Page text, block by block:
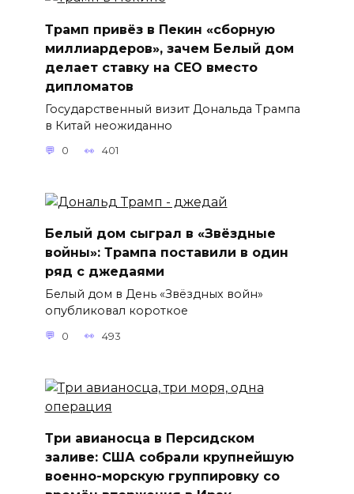
Трамп привёз в Пекин «сборную
миллиардеров», зачем Белый дом
делает ставку на CEO вместо
дипломатов
Государственный визит Дональда Трампа
в Китай неожиданно
0 401
Белый дом сыграл в «Звёздные
войны»: Трампа поставили в один
ряд с джедаями
Белый дом в День «Звёздных войн»
опубликовал короткое
0 493
Три авианосца в Персидском
заливе: США собрали крупнейшую
военно-морскую группировку со